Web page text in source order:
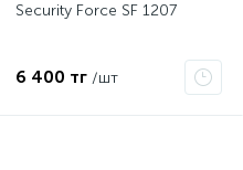
Security Force SF 1207
6 400 тг /шт